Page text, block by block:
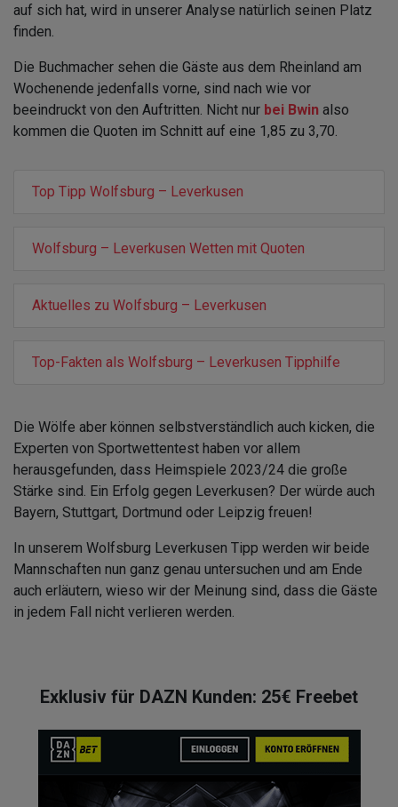
auf sich hat, wird in unserer Analyse natürlich seinen Platz
finden.
Die Buchmacher sehen die Gäste aus dem Rheinland am
Wochenende jedenfalls vorne, sind nach wie vor
beeindruckt von den Auftritten. Nicht nur bei Bwin also
kommen die Quoten im Schnitt auf eine 1,85 zu 3,70.
Top Tipp Wolfsburg – Leverkusen
Wolfsburg – Leverkusen Wetten mit Quoten
Aktuelles zu Wolfsburg – Leverkusen
Top-Fakten als Wolfsburg – Leverkusen Tipphilfe
Die Wölfe aber können selbstverständlich auch kicken, die
Experten von Sportwettentest haben vor allem
herausgefunden, dass Heimspiele 2023/24 die große
Stärke sind. Ein Erfolg gegen Leverkusen? Der würde auch
Bayern, Stuttgart, Dortmund oder Leipzig freuen!
In unserem Wolfsburg Leverkusen Tipp werden wir beide
Mannschaften nun ganz genau untersuchen und am Ende
auch erläutern, wieso wir der Meinung sind, dass die Gäste
in jedem Fall nicht verlieren werden.
Exklusiv für DAZN Kunden: 25€ Freebet